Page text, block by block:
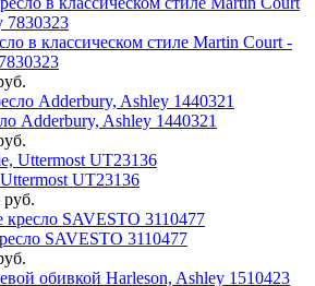
в классическом стиле Martin Court -
Adderbury, Ashley 1440321
UT23136
SAVESTO 3110477